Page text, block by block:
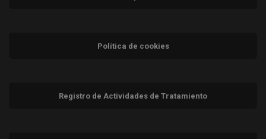
Política de cookies
Registro de Actividades de Tratamiento